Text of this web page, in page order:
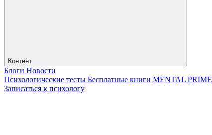
Контент
Блоги Новости
Психологические тесты Бесплатные книги MENTAL PRIME
Записаться к психологу